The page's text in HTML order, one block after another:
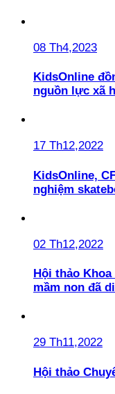
08 Th4,2023
KidsOnline
nguồn lực xã
17 Th12,2022
KidsOnline,
nghiệm
02 Th12,2022
Hội thảo
mầm non đã
29 Th11,2022
Hội thảo